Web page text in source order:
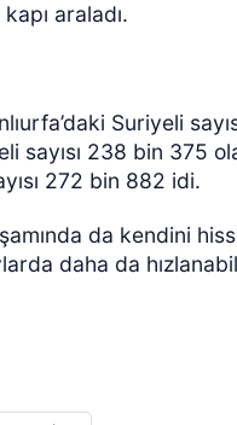
araladı.
Suriyeli
sayısı 238 bin 375
272 bin 882 idi.
da kendini
daha da